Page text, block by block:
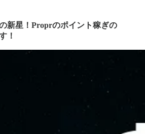
新星！Proprのポイント稼ぎの
！